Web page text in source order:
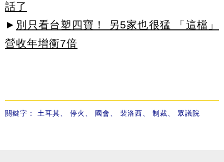
話了
► 別只看台塑四寶！ 另5家也很猛 「這檔」
營收年增衝7倍
關鍵字： 土耳其、 停火 、 國會、 裴洛西、 制裁、 眾議院